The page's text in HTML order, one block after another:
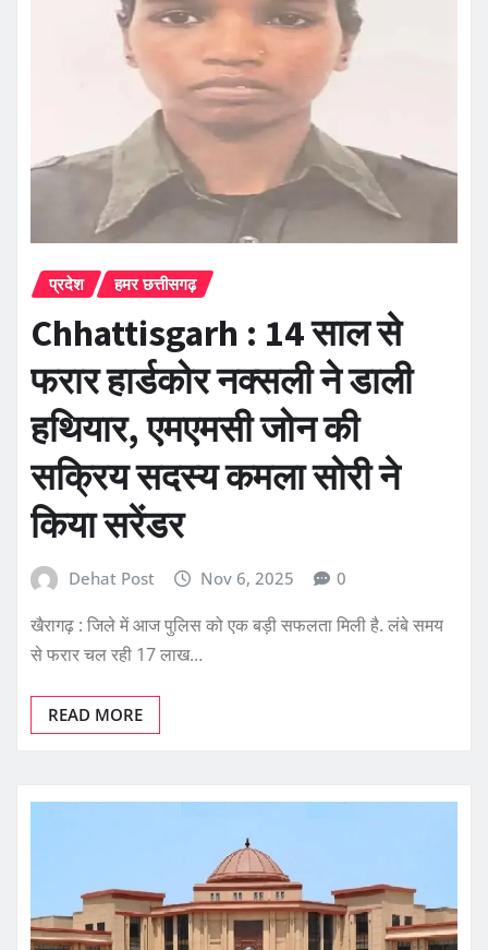
प्रदेश हमर छत्तीसगढ़
Chhattisgarh : 14 साल से
फरार हार्डकोर नक्सली ने डाली
हथियार, एमएमसी जोन की
सक्रिय सदस्य कमला सोरी ने
किया सरेंडर
Dehat Post Nov 6, 2025 0
खैरागढ़ : जिले में आज पुलिस को एक बड़ी सफलता मिली है. लंबे समय
से फरार चल रही 17 लाख…
READ MORE